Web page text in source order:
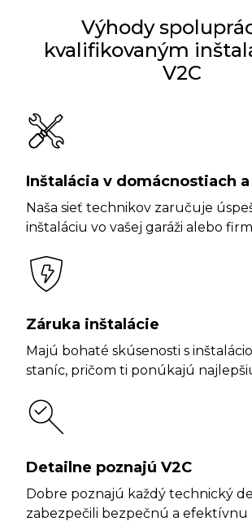
Výhody
kvalifikovaným
V2C
Inštalácia v domácnostiach
Naša sieť technikov zaručuje
inštaláciu vo vašej garáži alebo
Záruka inštalácie
Majú bohaté skúsenosti s
staníc, pričom ti ponúkajú
Detailne poznajú V2C
Dobre poznajú každý technický
zabezpečili bezpečnú a efektívnu